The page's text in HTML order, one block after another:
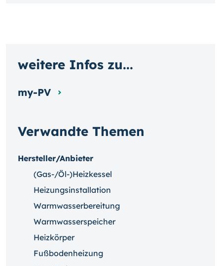
Verwandte Themen
Hersteller/Anbieter
(Gas-/Öl-)Heizkessel
Heizungsinstallation
Warmwasserbereitung
Warmwasserspeicher
Heizkörper
Fußbodenheizung
weitere Infos zu...
my-PV